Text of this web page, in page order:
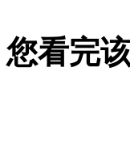
您看完